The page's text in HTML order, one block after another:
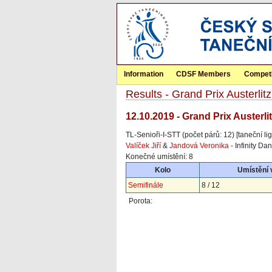
Information CDSF Members
Results - Grand Prix
12.10.2019 - Grand Prix
TL-Senioři-I-STT (počet párů: 12) [taneční
Valíček Jiří & Jandová Veronika - Infinity
Konečné umístění: 8
Kolo
Umístění
Semifinále
8 / 12
Porota: